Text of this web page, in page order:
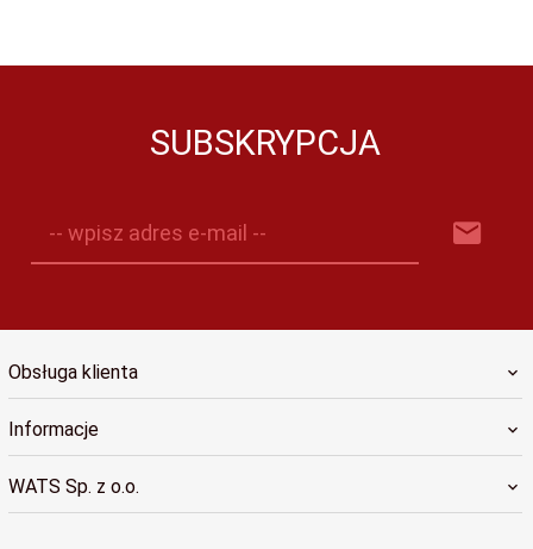
SUBSKRYPCJA
-- wpisz adres e-mail --
Obsługa klienta
Informacje
WATS Sp. z o.o.